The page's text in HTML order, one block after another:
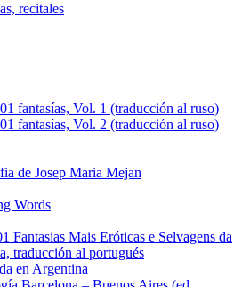
recitales
fantasías, Vol. 1 (traducción al ruso)
fantasías, Vol. 2 (traducción al ruso)
de Josep Maria Mejan
Words
Fantasias Mais Eróticas e Selvagens da
traducción al portugués
en Argentina